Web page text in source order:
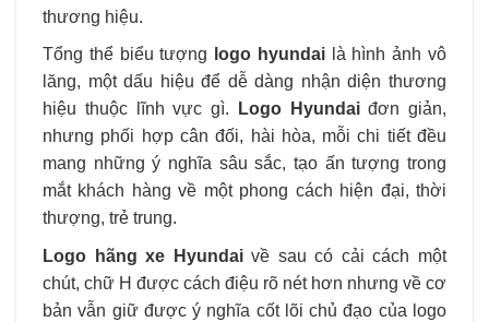
thương hiệu.
Tổng thể biểu tượng logo hyundailà hình ảnh vô
lăng, một dấu hiệu để dễ dàng nhận diện thương
hiệu thuộc lĩnh vực gì.
Logo Hyundaiđơn giản,
nhưng phối hợp cân đối, hài hòa, mỗi chi tiết đều
mang những ý nghĩa sâu sắc, tạo ấn tượng trong
mắt khách hàng về một phong cách hiện đại, thời
thượng, trẻ trung.
Logo hãng xe Hyundaivề sau có cải cách một
chút, chữ H được cách điệu rõ nét hơn nhưng về cơ
bản vẫn giữ được ý nghĩa cốt lõi chủ đạo của logo